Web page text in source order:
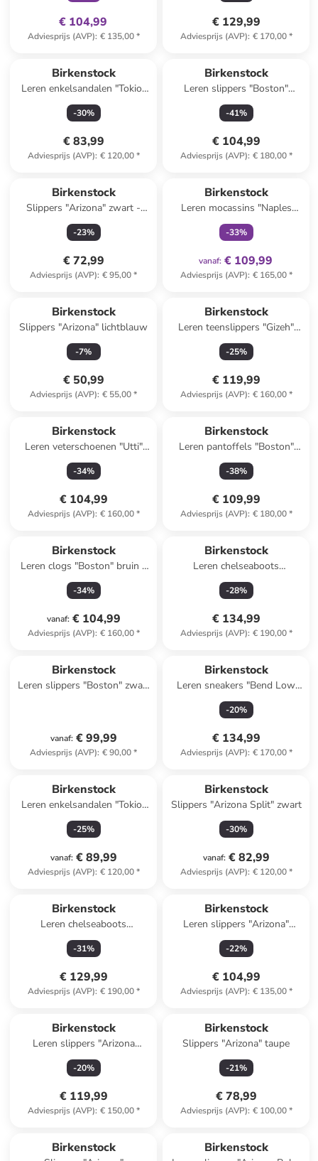
€ 104,99
Adviesprijs (AVP): € 135,00*
€ 129,99
Adviesprijs (AVP): € 170,00*
Birkenstock
Leren enkelsandalen "Tokio"
zwart
-30%
€ 83,99
Adviesprijs (AVP): € 120,00*
Birkenstock
Leren slippers "Boston"
lichtbruin - wijdte S
-41%
€ 104,99
Adviesprijs (AVP): € 180,00*
Birkenstock
Slippers "Arizona" zwart -
wijdte N
-23%
€ 72,99
Adviesprijs (AVP): € 95,00*
Birkenstock
Leren mocassins "Naples
Wrapped" lichtroze
-33%
vanaf: € 109,99
Adviesprijs (AVP): € 165,00*
Birkenstock
Slippers "Arizona" lichtblauw
-7%
€ 50,99
Adviesprijs (AVP): € 55,00*
Birkenstock
Leren teenslippers "Gizeh"
beige
-25%
€ 119,99
Adviesprijs (AVP): € 160,00*
Birkenstock
Leren veterschoenen "Utti"
beige
-34%
€ 104,99
Adviesprijs (AVP): € 160,00*
Birkenstock
Leren pantoffels "Boston"
lichtbruin - wijdte S
-38%
€ 109,99
Adviesprijs (AVP): € 180,00*
Birkenstock
Leren clogs "Boston" bruin -
wijdte S
-34%
vanaf: € 104,99
Adviesprijs (AVP): € 160,00*
Birkenstock
Leren chelseaboots
"Highwood" bruin - wijdte S
-28%
€ 134,99
Adviesprijs (AVP): € 190,00*
Birkenstock
Leren slippers "Boston" zwart
vanaf: € 99,99
Adviesprijs (AVP): € 90,00*
Birkenstock
Leren sneakers "Bend Low
Decon" bruin
-20%
€ 134,99
Adviesprijs (AVP): € 170,00*
Birkenstock
Leren enkelsandalen "Tokio"
donkerblauw - wijdte N
-25%
vanaf: € 89,99
Adviesprijs (AVP): € 120,00*
Birkenstock
Slippers "Arizona Split" zwart
-30%
vanaf: € 82,99
Adviesprijs (AVP): € 120,00*
Birkenstock
Leren chelseaboots
"Highwood" bruin - wijdte S
-31%
€ 129,99
Adviesprijs (AVP): € 190,00*
Birkenstock
Leren slippers "Arizona"
lichtblauw
-22%
€ 104,99
Adviesprijs (AVP): € 135,00*
Birkenstock
Leren slippers "Arizona
Adventure" kaki
-20%
€ 119,99
Adviesprijs (AVP): € 150,00*
Birkenstock
Slippers "Arizona" taupe
-21%
€ 78,99
Adviesprijs (AVP): € 100,00*
Birkenstock Birkenstock